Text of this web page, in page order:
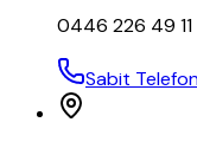
0446 226 49 11
Sabit